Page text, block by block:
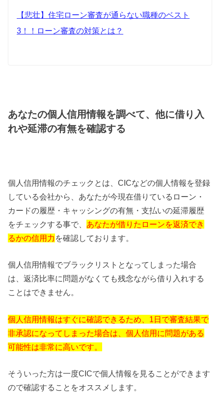
【悲壮】住宅ローン審査が通らない職種のベスト
3！！ローン審査の対策とは？
あなたの個人信用情報を調べて、他に借り入
れや延滞の有無を確認する
個人信用情報のチェックとは、CICなどの個人情報を登録
している会社から、あなたが今現在借りているローン・
カードの履歴・キャッシングの有無・支払いの延滞履歴
をチェックする事で、 あなたが借りたローンを返済でき
るかの信用力 を確認しております。
個人信用情報でブラックリストとなってしまった場合
は、返済比率に問題がなくても残念ながら借り入れする
ことはできません。
個人信用情報はすぐに確認できるため、1日で審査結果で
非承認になってしまった場合は、個人信用に問題がある
可能性は非常に高いです。
そういった方は一度CICで個人情報を見ることができます
ので確認することをオススメします。